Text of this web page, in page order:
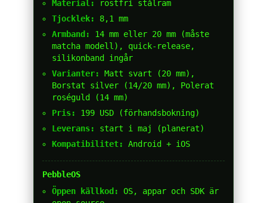
Material:
rostfri stålram
Tjocklek:
8,1 mm
Armband:
14 mm eller 20 mm (måste
matcha modell), quick-release,
silikonband ingår
Varianter:
Matt svart (20 mm),
Borstat silver (14/20 mm), Polerat
roséguld (14 mm)
Pris:
199 USD (förhandsbokning)
Leverans:
start i maj (planerat)
Kompatibilitet:
Android + iOS
PebbleOS
Öppen källkod:
OS, appar och SDK är